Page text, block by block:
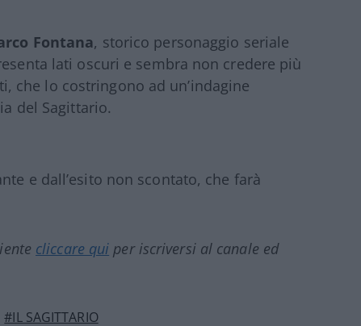
Fontana, storico personaggio seriale
lati oscuri e sembra non credere più
che lo costringono ad un’indagine
del Sagittario.
e dall’esito non scontato, che farà
cliccare qui per iscriversi al canale ed
#IL SAGITTARIO